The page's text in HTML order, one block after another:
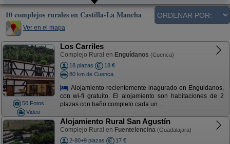
10 complejos rurales en Castilla-La Mancha
Ver en el mapa
50 Fotos
Video
Los Carriles
Complejo Rural en Enguídanos (Cuenca)
18 plazas
18 €
80 km de Cuenca
Alojamiento recientemente inagurado en Enguidanos,
con wi-fi gratuito. El alojamiento son habitaciones de 2
plazas con baño completo cada un ...
Alojamiento Rural San Agustín
Complejo Rural en Fuentelencina (Guadalajara)
2-80+9 plazas
17 €